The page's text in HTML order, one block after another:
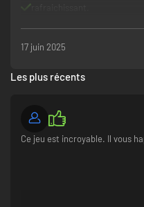
17 juin 2025
Les plus récents
Ce jeu est incroyable. Il vous